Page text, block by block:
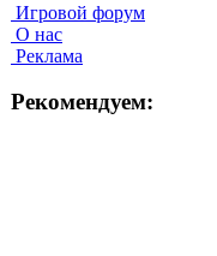
Игровой форум
О нас
Реклама
Рекомендуем: